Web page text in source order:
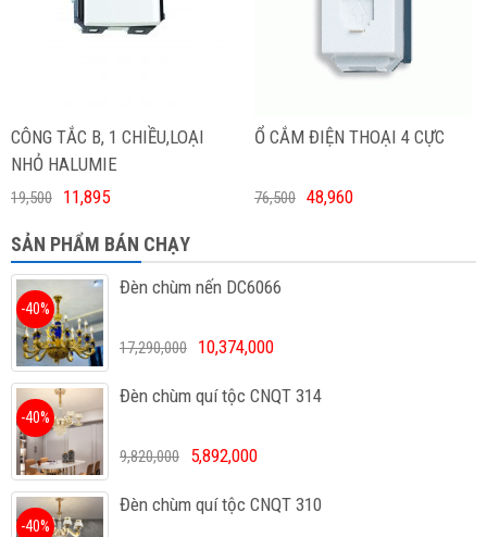
CÔNG TẮC B, 1 CHIỀU,LOẠI
NHỎ HALUMIE
19,500 11,895
Ổ CẮM ĐIỆN THOẠI 4 CỰC
76,500 48,960
SẢN PHẨM BÁN CHẠY
Đèn chùm nến DC6066
-40%
17,290,000 10,374,000
Đèn chùm quí tộc CNQT 314
-40%
9,820,000 5,892,000
Đèn chùm quí tộc CNQT 310
-40%